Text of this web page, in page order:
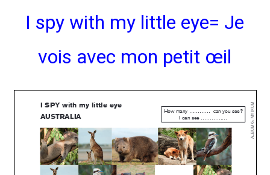
I spy with my little eye= Je
vois avec mon petit œil